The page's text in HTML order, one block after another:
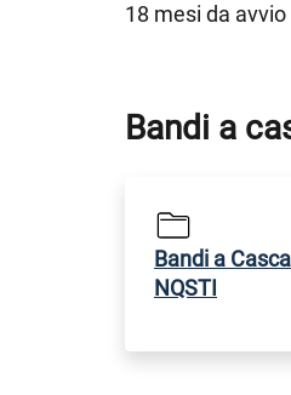
18 mesi da
Bandi a
Bandi a
NQSTI